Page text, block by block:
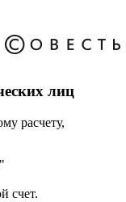
лиц
расчету,
счет.